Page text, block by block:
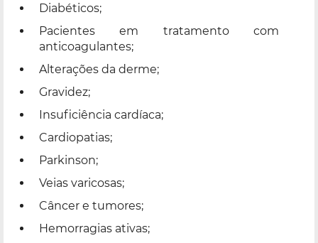
Diabéticos;
Pacientes em tratamento com
anticoagulantes;
Alterações da derme;
Gravidez;
Insuficiência cardíaca;
Cardiopatias;
Parkinson;
Veias varicosas;
Câncer e tumores;
Hemorragias ativas;